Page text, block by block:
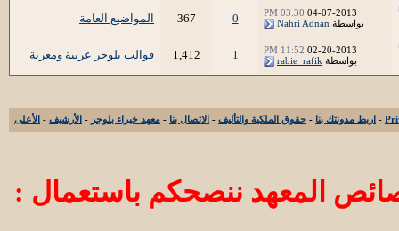
04-07-2013
03:30 PM
بواسطة Nahri Adnan
0
367 المواضيع العامة
02-20-2013
11:52 PM
بواسطة rabie_rafik
1
1,412 قوالب بلوجر عربية ومعربة
- اربط مدونتك بنا - حقوق الملكية والتأليف - الاتصال بنا - معهد خبراء بلوجر - الأرشيف - الأعلى
المعهد ننصحكم باستعمال :